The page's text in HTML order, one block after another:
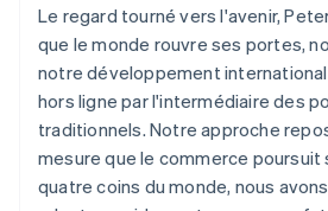
Le regard tourné vers l'avenir,
que le monde rouvre ses portes,
notre développement international
hors ligne par l'intermédiaire des
traditionnels. Notre approche
mesure que le commerce poursuit
quatre coins du monde, nous
Chypre
English
Croatie
EnglishItaliano
Danemark
English
Émirats arabes unis
English